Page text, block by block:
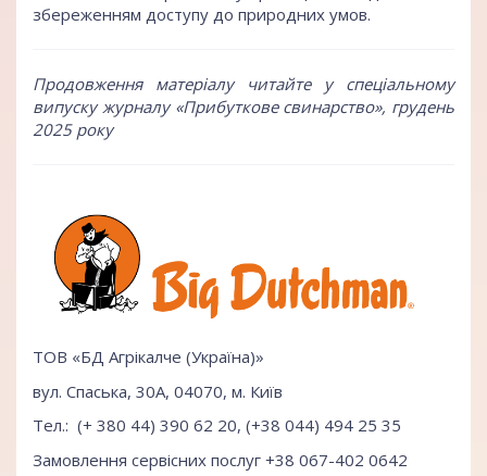
збереженням доступу до природних умов.
Продовження матеріалу читайте у спеціальному
випуску журналу «Прибуткове свинарство», грудень
2025 року
ТОВ «БД Агрікалче (Україна)»
вул. Спаська, 30А, 04070, м. Київ
Тел.: (+ 380 44) 390 62 20, (+38 044) 494 25 35
Замовлення сервісних послуг +38 067-402 0642